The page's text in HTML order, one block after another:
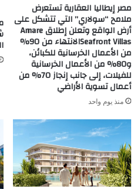
مصر إيطاليا العقارية تستعرض
ملامح “سولاري” التي تتشكل على
أرض الواقع وتعلن إطلاق Amare
Seafront Villasالانتهاء من 90%
من الأعمال الخرسانية للكبائن،
و80% من الأعمال الخرسانية
للفيلات، إلى جانب إنجاز 70% من
أعمال تسوية الأراضي
منذ يوم واحد